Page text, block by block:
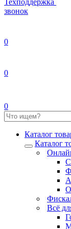
Техподдержка
звонок
0
0
0
Каталог
Каталог
Всё